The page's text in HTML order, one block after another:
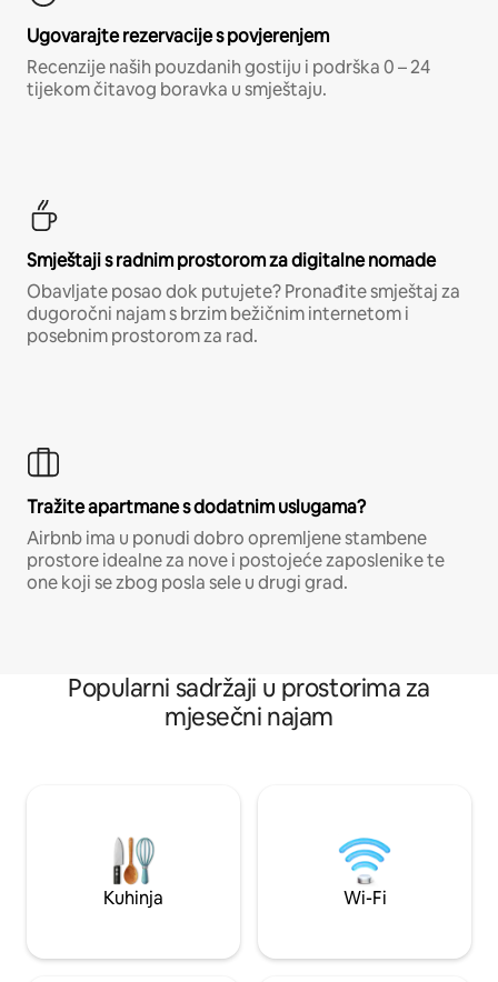
Ugovarajte rezervacije s povjerenjem
Recenzije naših pouzdanih gostiju i podrška 0 – 24
tijekom čitavog boravka u smještaju.
Smještaji s radnim prostorom za digitalne nomade
Obavljate posao dok putujete? Pronađite smještaj za
dugoročni najam s brzim bežičnim internetom i
posebnim prostorom za rad.
Tražite apartmane s dodatnim uslugama?
Airbnb ima u ponudi dobro opremljene stambene
prostore idealne za nove i postojeće zaposlenike te
one koji se zbog posla sele u drugi grad.
Popularni sadržaji u prostorima za
mjesečni najam
Kuhinja Wi-Fi